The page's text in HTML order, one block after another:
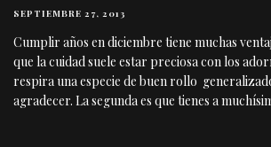
SEPTIEMBRE 27, 2013
Cumplir años en diciembre tiene muchas
que la cuidad suele estar preciosa con los
respira una especie de buen rollo
agradecer. La segunda es que tienes a